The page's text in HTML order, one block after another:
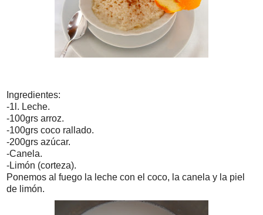
Ingredientes:
-1l. Leche.
-100grs arroz.
-100grs coco rallado.
-200grs azúcar.
-Canela.
-Limón (corteza).
Ponemos al fuego la leche con el coco, la canela y la piel
de limón.